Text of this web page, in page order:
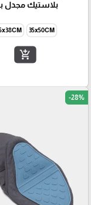
بلاستيك مجدل
35x50CM
add_shopping_cart
-28%